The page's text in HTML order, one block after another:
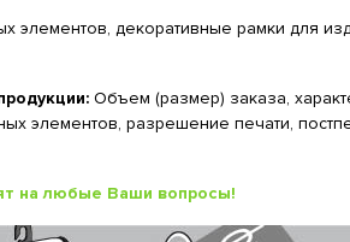
элементов, декоративные рамки для
Объем (размер) заказа,
элементов, разрешение печати,
на любые Ваши вопросы!